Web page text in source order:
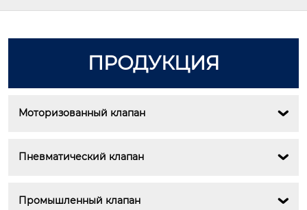
ПРОДУКЦИЯ
Моторизованный клапан 
Пневматический клапан 
Промышленный клапан 